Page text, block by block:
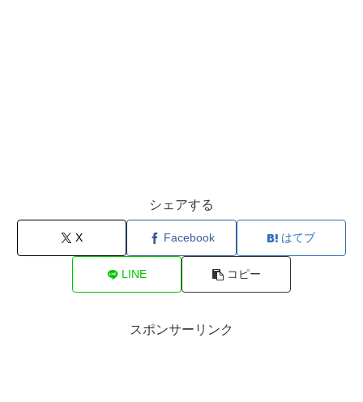
シェアする
X Facebook はてブ
LINE コピー
スポンサーリンク